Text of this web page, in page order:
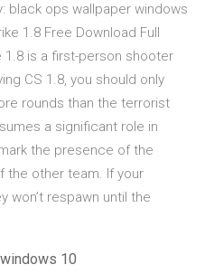
black ops wallpaper windows
1.8 Free Download Full
1.8 is a first-person shooter
CS 1.8, you should only
rounds than the terrorist
a significant role in
the presence of the
the other team. If your
won’t respawn until the
10